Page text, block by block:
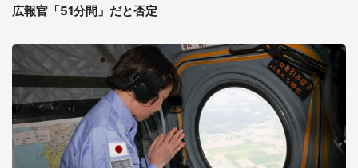
広報官「51分間」だと否定